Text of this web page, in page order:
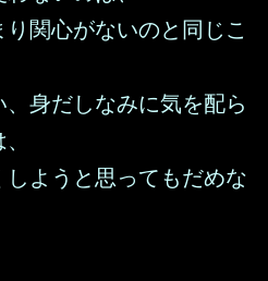
関心がないのと同じこ
身だしなみに気を配ら
ようと思ってもだめな